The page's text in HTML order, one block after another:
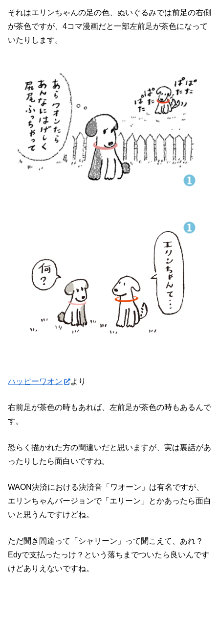
それはエリンちゃんの足の色、ぬいぐるみでは前足の右側
が茶色ですが、4コマ漫画だと一部左前足が茶色になって
いたりします。
ハッピーワオン より
右前足が茶色の時もあれば、左前足が茶色の時もあるんで
す。
恐らく描かれた方の間違いだと思いますが、実は裏話があ
ったりしたら面白いですね。
WAON決済における決済音「ワオーン」は有名ですが、
エリンちゃんバージョンで「エリーン」とかあったら面白
いと思うんですけどね。
ただ聞き間違って「シャリーン」って聞こえて、あれ？
Edyで支払ったっけ？という落ちまでついたら良いんです
けどありえないですね。